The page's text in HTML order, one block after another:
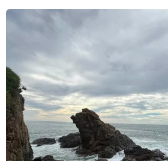
Người di cư Trung Mỹ vượt đoạn sông
El Chaparral, gần biên giới Mỹ-
Cơ quan hải quan và biên
5/3 công bố báo cáo cho biết